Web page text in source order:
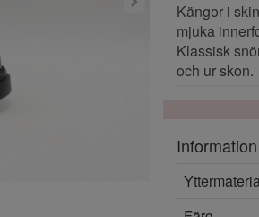
Kängor i
mjuka
Klassisk
och ur skon.
Information